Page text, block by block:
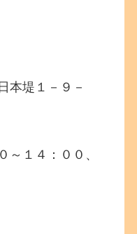
堤１－９－
１４：００、